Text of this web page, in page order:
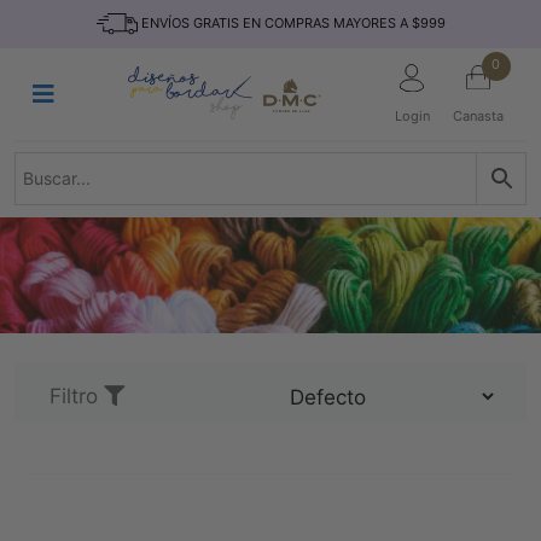
ENVÍOS GRATIS EN COMPRAS MAYORES A $999
Login
0
Canasta
TEJIDO
REVISTAS
TELAS
TEMÁTICO
NOVEDADES
Filtro